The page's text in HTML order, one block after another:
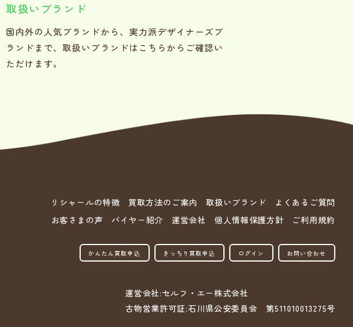
取扱いブランド
国内外の人気ブランドから、実力派デザイナーズブ
ランドまで、取扱いブランドはこちらからご確認い
ただけます。
リシャールの特徴 買取方法のご案内 取扱いブランド
よくあるご質問
お客さまの声
バイヤー紹介 運営会社 個人情報保護方針 ご利用規約
かんたん買取申込 きっちり買取申込 ログイン お問い合わせ
運営会社:セルフ・エー株式会社
古物営業許可証:石川県公安委員会 第511010013275号